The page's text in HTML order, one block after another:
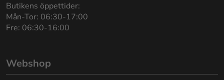
Butikens öppettider:
Mån-Tor: 06:30-17:00
Fre: 06:30-16:00
Webshop